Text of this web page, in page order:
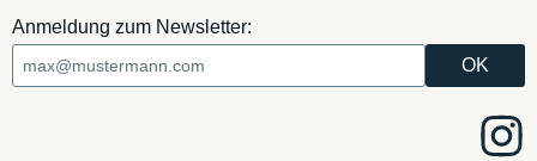
Anmeldung zum Newsletter: